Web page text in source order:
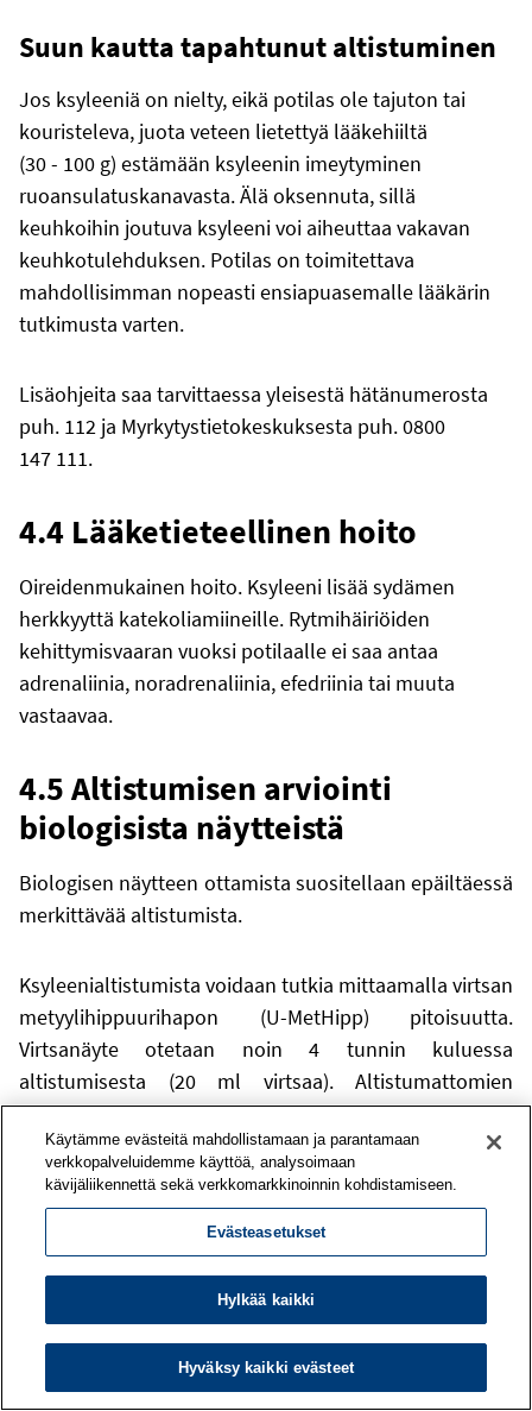
Suun kautta tapahtunut altistuminen
Jos ksyleeniä on nielty, eikä potilas ole tajuton tai
kouristeleva, juota veteen lietettyä lääkehiiltä
(30 - 100 g) estämään ksyleenin imeytyminen
ruoansulatuskanavasta. Älä oksennuta, sillä
keuhkoihin joutuva ksyleeni voi aiheuttaa vakavan
keuhkotulehduksen. Potilas on toimitettava
mahdollisimman nopeasti ensiapuasemalle lääkärin
tutkimusta varten.
Lisäohjeita saa tarvittaessa yleisestä hätänumerosta
puh. 112 ja Myrkytystietokeskuksesta puh.0800
147 111.
4.4 Lääketieteellinen hoito
Oireidenmukainen hoito. Ksyleeni lisää sydämen
herkkyyttä katekoliamiineille. Rytmihäiriöiden
kehittymisvaaran vuoksi potilaalle ei saa antaa
adrenaliinia, noradrenaliinia, efedriinia tai muuta
vastaavaa.
4.5 Altistumisen arviointi
biologisista näytteistä
Biologisen näytteen ottamista suositellaan epäiltäessä
merkittävää altistumista.
Ksyleenialtistumista voidaan tutkia mittaamalla virtsan
metyylihippuurihapon (U-MetHipp) pitoisuutta.
Virtsanäyte otetaan noin 4 tunnin kuluessa
altistumisesta (20 ml virtsaa). Altistumattomien
viiteraja ksyleenille on 19 mg/l metyylihippurihappojen
isomeerien summa virtsassa. Lisätietoja
Työterveyslaitokselta (p. 030 4741 arkisin kello 8.30–
15.00).
Altistumisen arviointiin biologisista näytteistä liittyviä
käyttäjän oppaassa
4.6 Jätteiden käsittely
Käytämme evästeitä mahdollistamaan ja parantamaan
verkkopalveluidemme käyttöä, analysoimaan
kävijäliikennettä sekä verkkomarkkinoinnin kohdistamiseen.
Evästeasetukset
Hylkää kaikki
Hyväksy kaikki evästeet